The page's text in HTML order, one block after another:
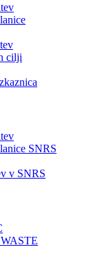
cilji
SNRS
v SNRS